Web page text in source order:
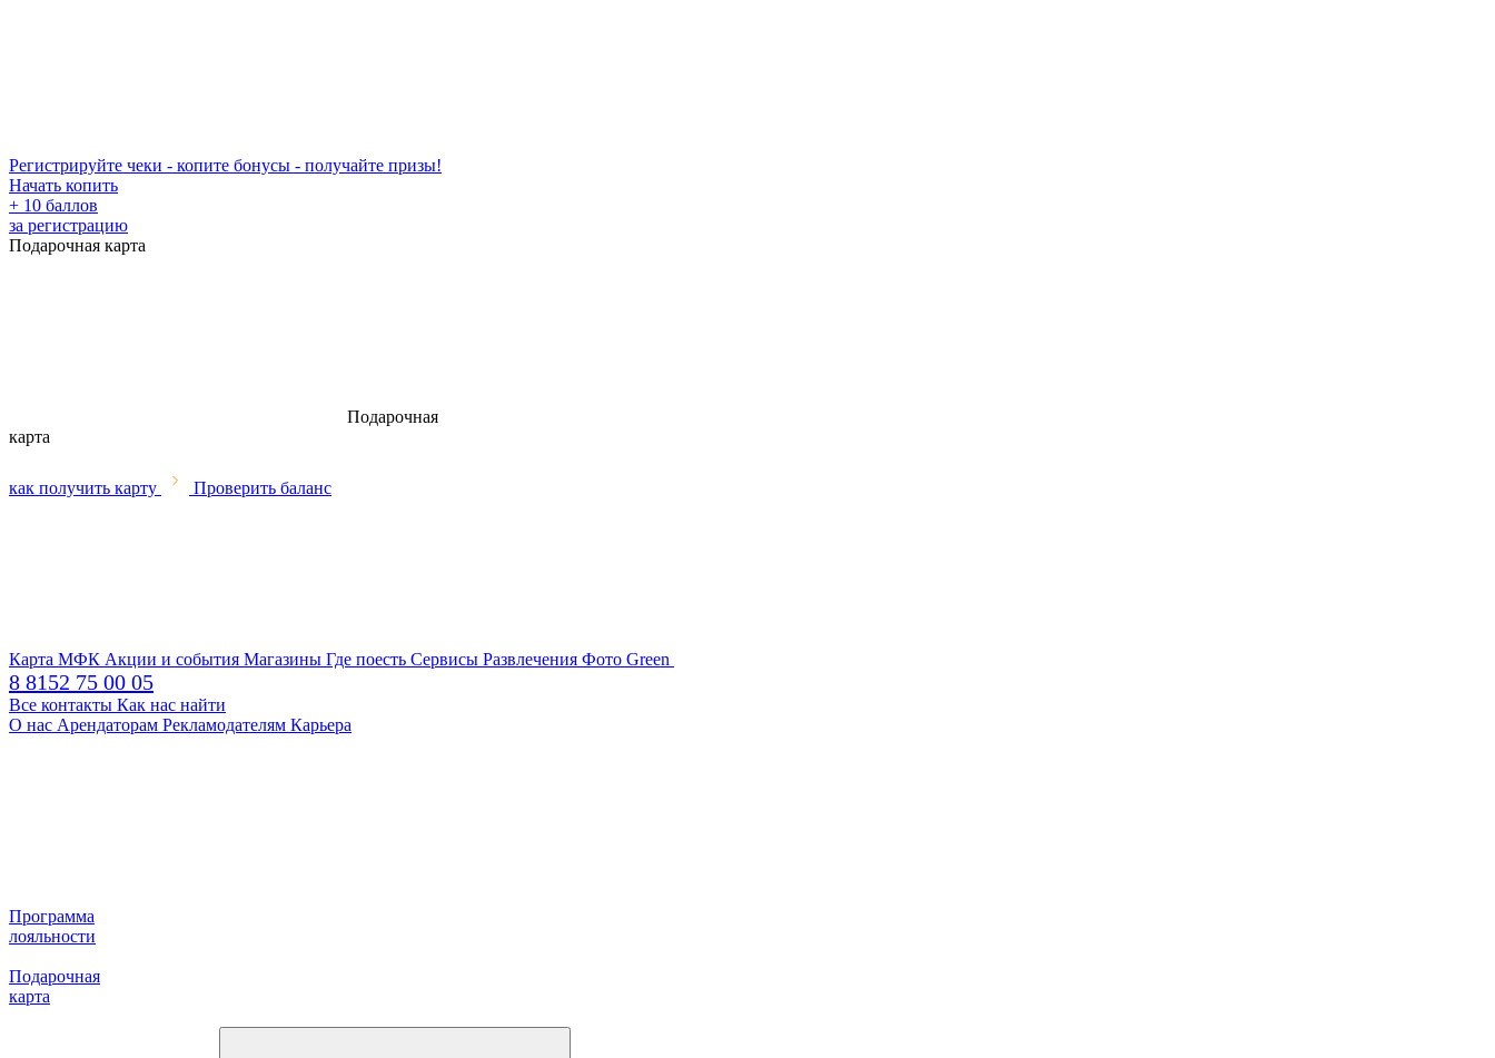
Регистрируйте чеки - копите бонусы - получайте призы!
Начать копить
+ 10 баллов
за регистрацию
Подарочная карта
Подарочная
карта
как получить карту Проверить баланс
Карта МФК Акции и события Магазины Где поесть Сервисы Развлечения Фото Green
8 8152 75 00 05
Все контакты Как нас найти
О нас Арендаторам Рекламодателям Карьера
Программа
лояльности
Подарочная
карта